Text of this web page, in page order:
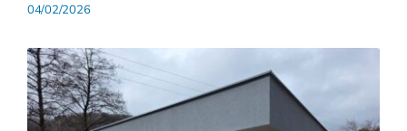
04/02/2026